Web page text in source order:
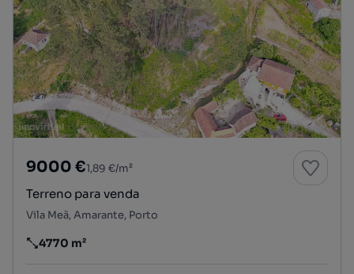
9000 €1,89 €/m²
Terreno para venda
Vila Meã, Amarante, Porto
Preço por metro quadrado
4770 m²